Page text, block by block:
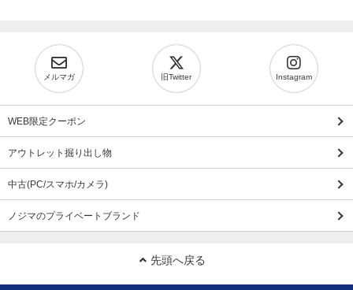
メルマガ 旧Twitter Instagram
WEB限定クーポン
アウトレット掘り出し物
中古(PC/スマホ/カメラ)
ノジマのプライベートブランド
先頭へ戻る